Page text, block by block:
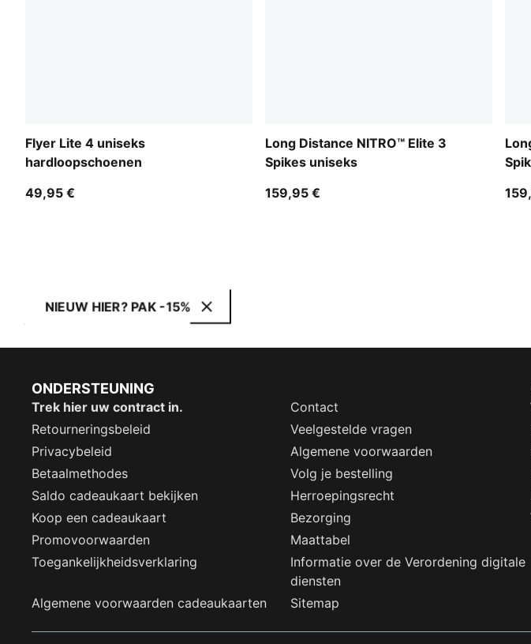
Flyer Lite 4 uniseks
hardloopschoenen
49,95 €
Long Distance NITRO™ Elite 3
Spikes uniseks
159,95 €
NIEUW HIER? PAK -15%
ONDERSTEUNING
Trek hier uw contract in.
Contact
Retourneringsbeleid
Veelgestelde vragen
Privacybeleid
Algemene voorwaarden
Betaalmethodes
Volg je bestelling
Saldo cadeaukaart bekijken
Herroepingsrecht
Koop een cadeaukaart
Bezorging
Promovoorwaarden
Maattabel
Toegankelijkheidsverklaring
Informatie over de Verordening digitale
diensten
Algemene voorwaarden cadeaukaarten
Sitemap